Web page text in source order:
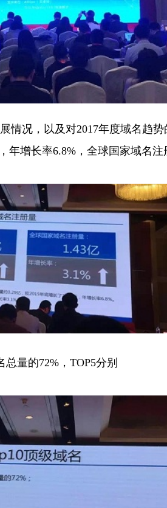
况，以及对2017年度域名趋势
年增长率6.8%，全球国家域名注
量的72%，TOP5分别